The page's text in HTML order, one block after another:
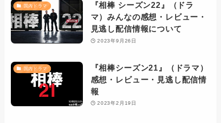
国内ドラマ
『相棒 シーズン22』（ドラ
マ）みんなの感想・レビュー・
見逃し配信情報について
2023年9月26日
国内ドラマ
『相棒シーズン21』（ドラマ）
感想・レビュー・見逃し配信情
報
2023年2月19日